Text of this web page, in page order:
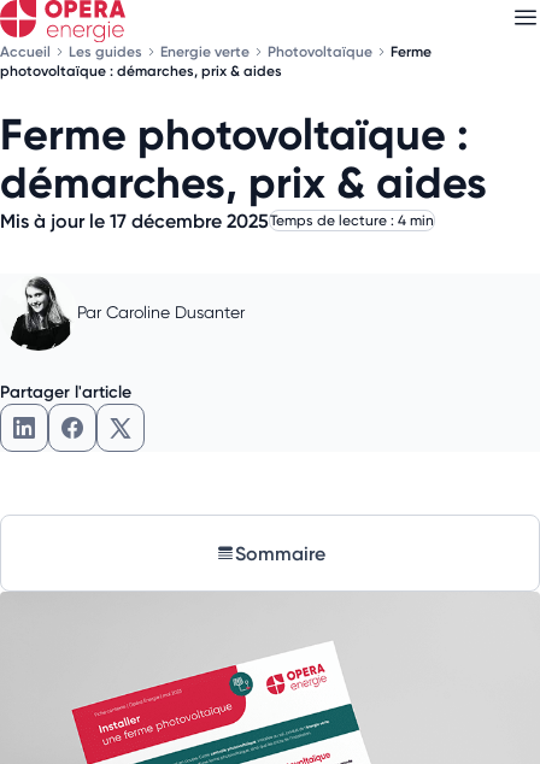
Accueil Les guides Energie verte Photovoltaïque
Ferme
photovoltaïque : démarches, prix & aides
Ferme photovoltaïque :
démarches, prix & aides
Mis à jour le 17 décembre 2025Temps de lecture : 4 min
Par Caroline Dusanter
Partager l'article
Partager l'article sur LinkedIn
Partager l'article sur Facebook
Partager l'article sur X
Sommaire
Découvrez nosnewsletters
Choisissez les newsletters qui vous intéressent